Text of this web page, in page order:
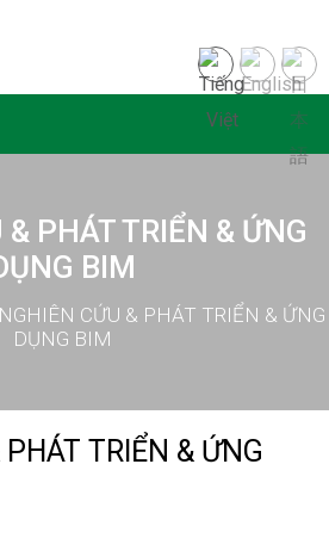
PHÁT TRIỂN & ỨNG
BIM
NGHIÊN CỨU & PHÁT TRIỂN & ỨNG
DỤNG BIM
TRIỂN & ỨNG